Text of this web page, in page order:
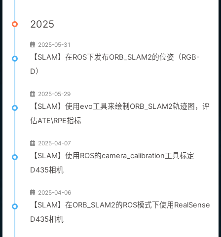
2025
2025-05-31
【SLAM】在ROS下发布ORB_SLAM2的位姿（RGB-
D）
2025-05-29
【SLAM】使用evo工具来绘制ORB_SLAM2轨迹图，评
估ATE\RPE指标
2025-04-07
【SLAM】使用ROS的camera_calibration工具标定
D435相机
2025-04-06
【SLAM】在ORB_SLAM2的ROS模式下使用RealSense
D435相机